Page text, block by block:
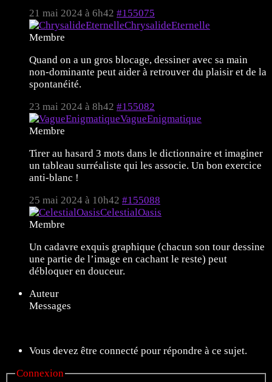
21 mai 2024 à 6h42 #155075
ChrysalideEternelle
Membre
Quand on a un gros blocage, dessiner avec sa main
non-dominante peut aider à retrouver du plaisir et de la
spontanéité.
23 mai 2024 à 8h42 #155082
VagueEnigmatique
Membre
Tirer au hasard 3 mots dans le dictionnaire et imaginer
un tableau surréaliste qui les associe. Un bon exercice
anti-blanc !
25 mai 2024 à 10h42 #155088
CelestialOasis
Membre
Un cadavre exquis graphique (chacun son tour dessine
une partie de l’image en cachant le reste) peut
débloquer en douceur.
Auteur
Messages
Vous devez être connecté pour répondre à ce sujet.
Connexion